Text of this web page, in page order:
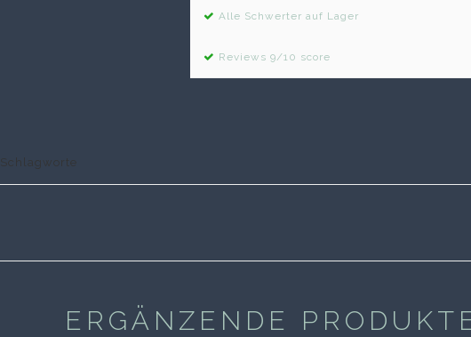
Alle Schwerter auf Lager
Reviews 9/10 score
Schlagworte
ERGÄNZENDE